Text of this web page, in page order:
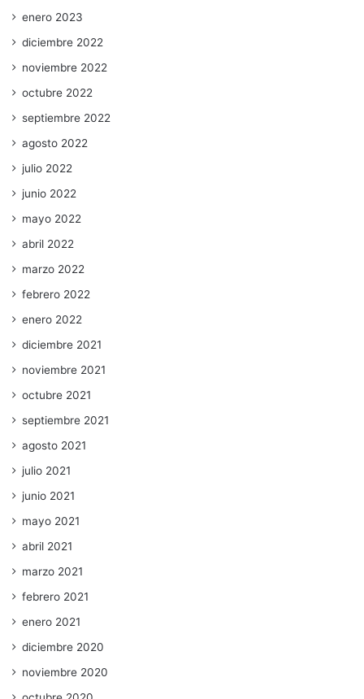
enero 2023
diciembre 2022
noviembre 2022
octubre 2022
septiembre 2022
agosto 2022
julio 2022
junio 2022
mayo 2022
abril 2022
marzo 2022
febrero 2022
enero 2022
diciembre 2021
noviembre 2021
octubre 2021
septiembre 2021
agosto 2021
julio 2021
junio 2021
mayo 2021
abril 2021
marzo 2021
febrero 2021
enero 2021
diciembre 2020
noviembre 2020